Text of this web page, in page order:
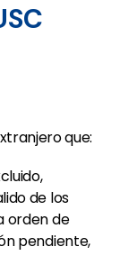
que:
de los
orden de
pendiente,